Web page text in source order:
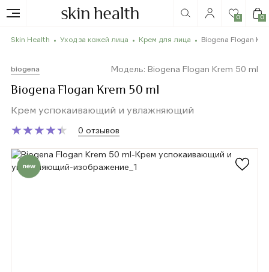
0 0
Skin Health Уход за кожей лица Крем для лица Biogena Flogan
biogena Модель: Biogena Flogan Krem 50 ml
Biogena Flogan Krem 50 ml
Крем успокаивающий и увлажняющий
★
★★
★★
★★
★★
★ 0 отзывов